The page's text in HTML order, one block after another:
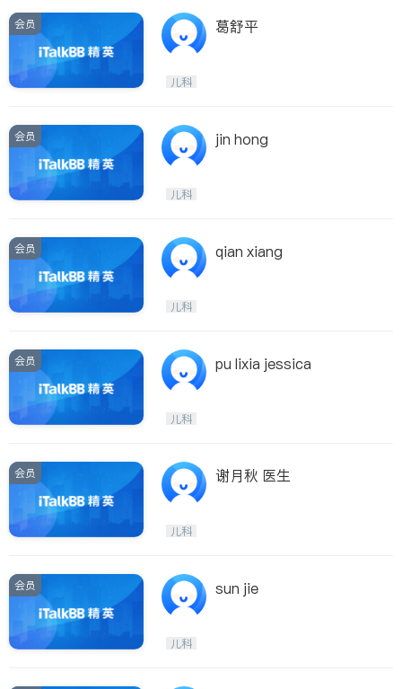
非盈利组织
泌尿科
风湿病
呼吸科
医生-其它
内分泌科
会员 葛舒平
儿科
会员 jin hong
儿科
会员 qian xiang
儿科
会员 pu lixia jessica
儿科
会员 谢月秋 医生
儿科
会员 sun jie
儿科